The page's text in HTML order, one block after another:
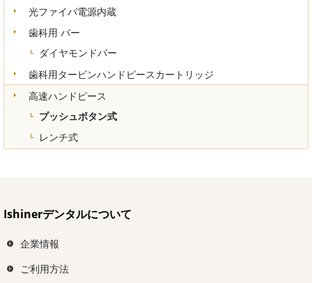
光ファイバ電源内蔵
歯科用 バー
ダイヤモンドバー
歯科用タービンハンドピースカートリッジ
高速ハンドピース
プッシュボタン式
レンチ式
Ishinerデンタルについて
企業情報
ご利用方法